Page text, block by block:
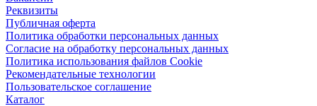
Реквизиты
Публичная оферта
Политика обработки персональных данных
Cогласие на обработку персональных данных
Политика использования файлов Cookie
Рекомендательные технологии
Пользовательское соглашение
Каталог